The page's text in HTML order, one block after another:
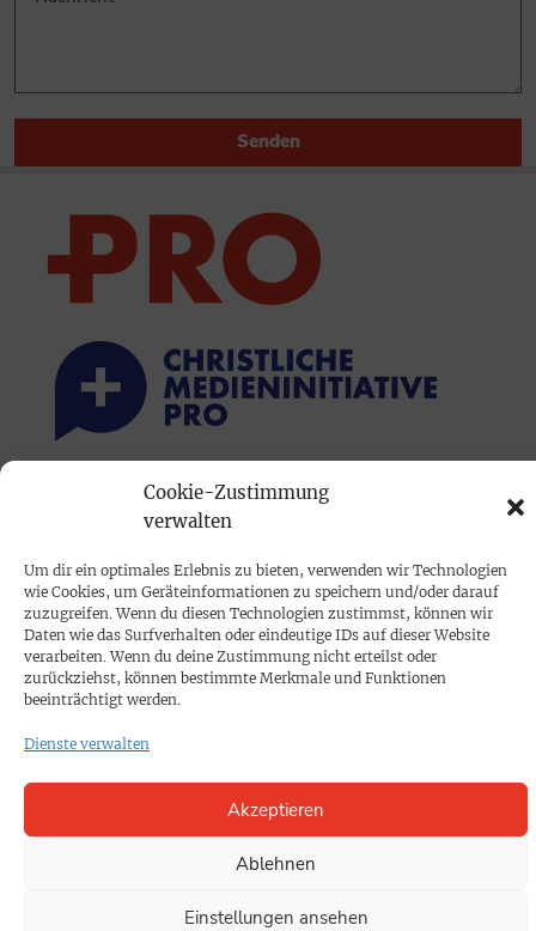
Cookie-Zustimmung
verwalten
Um dir ein optimales Erlebnis zu bieten, verwenden wir Technologien
wie Cookies, um Geräteinformationen zu speichern und/oder darauf
zuzugreifen. Wenn du diesen Technologien zustimmst, können wir
Daten wie das Surfverhalten oder eindeutige IDs auf dieser Website
verarbeiten. Wenn du deine Zustimmung nicht erteilst oder
zurückziehst, können bestimmte Merkmale und Funktionen
beeinträchtigt werden.
Dienste verwalten
Akzeptieren
Ablehnen
Einstellungen ansehen
Senden
PRINTAUSGABE
PROKOMPAKT
Impressum
SPENDEN
Datenschutz